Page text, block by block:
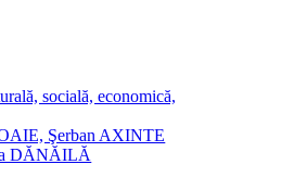
socială, economică,
Şerban AXINTE
DĂNĂILĂ